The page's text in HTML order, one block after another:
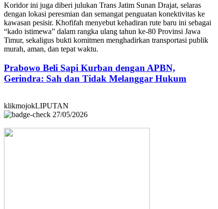
Koridor ini juga diberi julukan Trans Jatim Sunan Drajat, selaras
dengan lokasi peresmian dan semangat penguatan konektivitas ke
kawasan pesisir. Khofifah menyebut kehadiran rute baru ini sebagai
“kado istimewa” dalam rangka ulang tahun ke-80 Provinsi Jawa
Timur, sekaligus bukti komitmen menghadirkan transportasi publik
murah, aman, dan tepat waktu.
Prabowo Beli Sapi Kurban dengan APBN,
Gerindra: Sah dan Tidak Melanggar Hukum
klikmojokLIPUTAN
27/05/2026